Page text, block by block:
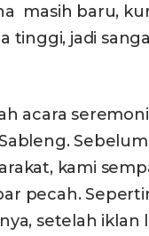
masih baru,
tinggi, jadi
acara
kami
pecah.
setelah iklan